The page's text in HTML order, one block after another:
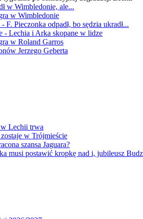
w Wimbledonie, ale...
w Wimbledonie
F. Pieczonka odpadł, bo sędzia ukradł...
- Lechia i Arka skopane w lidze
w Roland Garros
Jerzego Geberta
Lechii trwa
w Trójmieście
szansa Jaguara?
musi postawić kropkę nad i, jubileusz